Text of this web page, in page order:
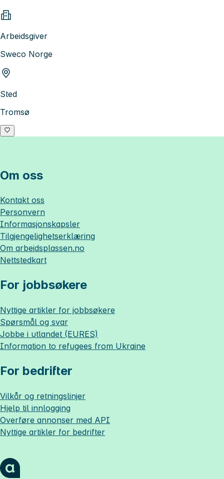
Arbeidsgiver
Sweco Norge
Sted
Tromsø
Om oss
Kontakt oss
Personvern
Informasjonskapsler
Tilgjengelighetserklæring
Om arbeidsplassen.no
Nettstedkart
For jobbsøkere
Nyttige artikler for jobbsøkere
Spørsmål og svar
Jobbe i utlandet (EURES)
Information to refugees from Ukraine
For bedrifter
Vilkår og retningslinjer
Hjelp til innlogging
Overføre annonser med API
Nyttige artikler for bedrifter